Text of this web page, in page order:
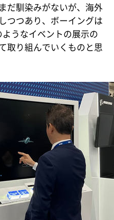
だ馴染みがないが、海外
つつあり、ボーイングは
うなイベントの展示の
取り組んでいくものと思